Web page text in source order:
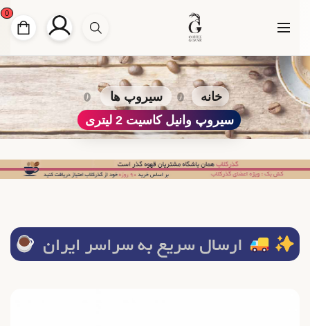
خانه
سیروپ ها
سیروپ وانیل کاسیت 2 لیتری